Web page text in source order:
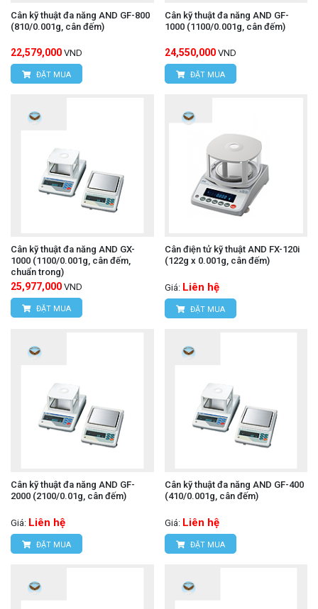
Cân kỹ thuật đa năng AND GF-800
(810/0.001g, cân đếm)
22,579,000 VND
ĐẶT MUA
Cân kỹ thuật đa năng AND GF-
1000 (1100/0.001g, cân đếm)
24,550,000 VND
ĐẶT MUA
Cân kỹ thuật đa năng AND GX-
1000 (1100/0.001g, cân đếm,
chuẩn trong)
25,977,000 VND
ĐẶT MUA
Cân điện tử kỹ thuật AND FX-120i
(122g x 0.001g, cân đếm)
Giá: Liên hệ
ĐẶT MUA
Cân kỹ thuật đa năng AND GF-
2000 (2100/0.01g, cân đếm)
Giá: Liên hệ
ĐẶT MUA
Cân kỹ thuật đa năng AND GF-400
(410/0.001g, cân đếm)
Giá: Liên hệ
ĐẶT MUA